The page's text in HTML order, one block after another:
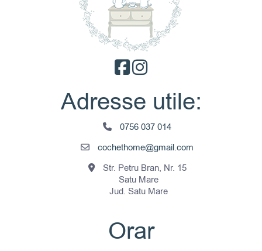
Adresse utile:
0756 037 014
cochethome@gmail.com
Str. Petru Bran, Nr. 15
Satu Mare
Jud. Satu Mare
Orar